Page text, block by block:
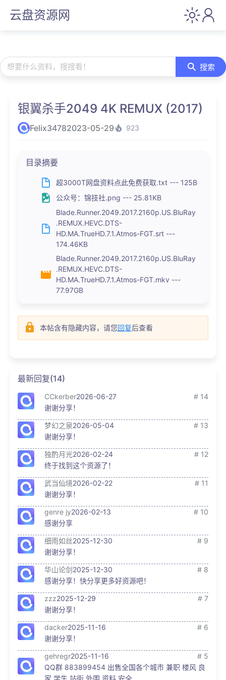
云盘资源网
想要什么资料，搜搜看！ 搜索
银翼杀手2049 4K REMUX (2017)
Felix34782023-05-29 923
目录摘要
超3000T网盘资料点此免费获取.txt --- 125B
公众号：锦技社.png --- 25.81KB
Blade.Runner.2049.2017.2160p.US.BluRay
.REMUX.HEVC.DTS-
HD.MA.TrueHD.7.1.Atmos-FGT.srt ---
174.46KB
Blade.Runner.2049.2017.2160p.US.BluRay
.REMUX.HEVC.DTS-
HD.MA.TrueHD.7.1.Atmos-FGT.mkv ---
77.97GB
本帖含有隐藏内容，请您回复后查看
最新回复(14)
CCkerber2026-06-27
# 14
谢谢分享！
梦幻之泉2026-05-04
# 13
谢谢分享！
独酌月光2026-02-24
# 12
终于找到这个资源了！
武当仙境2026-02-22
# 11
谢谢分享！
genre jy2026-02-13
# 10
感谢分享
细雨如丝2025-12-30
# 9
谢谢分享！
华山论剑2025-12-30
# 8
感谢分享！快分享更多好资源吧！
zzz2025-12-29
# 7
谢谢分享！
dacker2025-11-16
# 6
谢谢分享！
gehregr2025-11-16
# 5
QQ群 883899454 出售全国各个城市 兼职 楼风 良
家 学生 站街 外围 资料 安全